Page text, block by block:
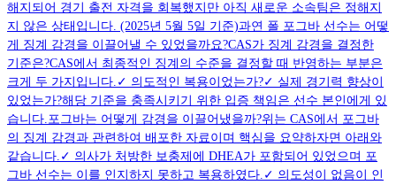
해지되어 경기 출전 자격을 회복했지만 아직 새로운 소속팀은 정해지
지 않은 상태입니다. (2025년 5월 5일 기준)과연 폴 포그바 선수는 어떻
게 징계 감경을 이끌어낼 수 있었을까요?CAS가 징계 감경을 결정한
기준은?CAS에서 최종적인 징계의 수준을 결정할 때 반영하는 부분은
크게 두 가지입니다.✓ 의도적인 복용이었는가?✓ 실제 경기력 향상이
있었는가?해당 기준을 충족시키기 위한 입증 책임은 선수 본인에게 있
습니다.포그바는 어떻게 감경을 이끌어냈을까?위는 CAS에서 포그바
의 징계 감경과 관련하여 배포한 자료이며 핵심을 요약하자면 아래와
같습니다.✓ 의사가 처방한 보충제에 DHEA가 포함되어 있었으며 포
그바 선수는 이를 인지하지 못하고 복용하였다.✓ 의도성이 없음이 인